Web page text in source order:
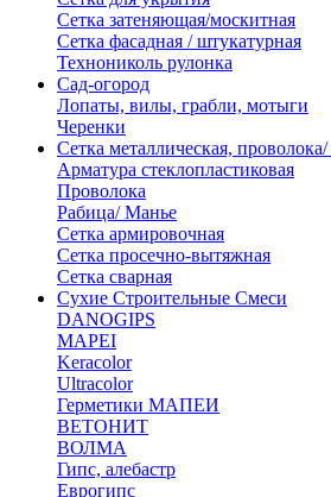
Сетка затеняющая/москитная
Сетка фасадная / штукатурная
Технониколь рулонка
Сад-огород
Лопаты, вилы, грабли, мотыги
Черенки
Сетка металлическая,
Арматура стеклопластиковая
Проволока
Рабица/ Манье
Сетка армировочная
Сетка просечно-вытяжная
Сетка сварная
Сухие Строительные Смеси
DANOGIPS
MAPEI
Keracolor
Ultracolor
Герметики МАПЕИ
ВЕТОНИТ
ВОЛМА
Гипс, алебастр
Еврогипс